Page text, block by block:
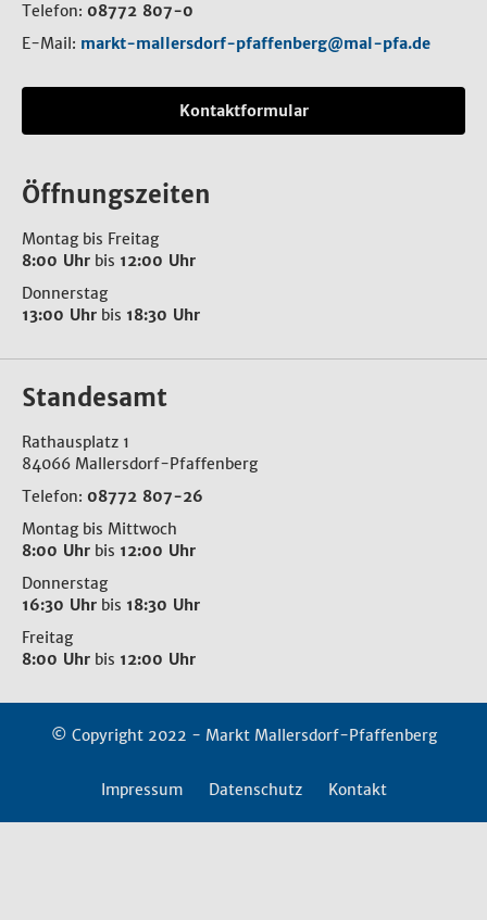
Telefon: 08772 807-0
E-Mail: markt-mallersdorf-pfaffenberg@mal-pfa.de
Kontaktformular
Öffnungszeiten
Montag bis Freitag
8:00 Uhr bis 12:00 Uhr
Donnerstag
13:00 Uhr bis 18:30 Uhr
Standesamt
Rathausplatz 1
84066 Mallersdorf-Pfaffenberg
Telefon: 08772 807-26
Montag bis Mittwoch
8:00 Uhr bis 12:00 Uhr
Donnerstag
16:30 Uhr bis 18:30 Uhr
Freitag
8:00 Uhr bis 12:00 Uhr
© Copyright 2022 - Markt Mallersdorf-Pfaffenberg
Impressum Datenschutz Kontakt